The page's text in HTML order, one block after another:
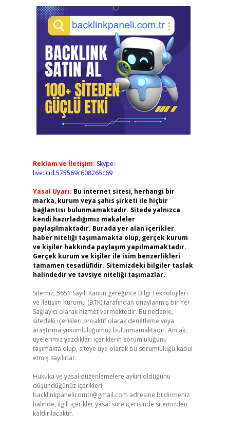
Reklam ve İletişim: Skype:
live:.cid.575569c608265c69
Yasal Uyarı: Bu internet sitesi, herhangi bir
marka, kurum veya şahıs şirketi ile hiçbir
bağlantısı bulunmamaktadır. Sitede yalnızca
kendi hazırladığımız makaleler
paylaşılmaktadır. Burada yer alan içerikler
haber niteliği taşımamakta olup, gerçek kurum
ve kişiler hakkında paylaşım yapılmamaktadır.
Gerçek kurum ve kişiler ile isim benzerlikleri
tamamen tesadüfidir. Sitemizdeki bilgiler taslak
halindedir ve tavsiye niteliği taşımazlar.
Sitemiz, 5651 Sayılı Kanun gereğince Bilgi Teknolojileri
ve İletişim Kurumu (BTK) tarafından onaylanmış bir Yer
Sağlayıcı olarak hizmet vermektedir. Bu nedenle,
sitedeki içerikleri proaktif olarak denetleme veya
araştırma yükümlülüğümüz bulunmamaktadır. Ancak,
üyelerimiz yazdıkları içeriklerin sorumluluğunu
taşımakta olup, siteye üye olarak bu sorumluluğu kabul
etmiş sayılırlar.
Hukuka ve yasal düzenlemelere aykırı olduğunu
düşündüğünüz içerikleri,
backlinkpanelicomtr@gmail.com adresine bildirmeniz
halinde, ilgili içerikler yasal süre içerisinde sitemizden
kaldırılacaktır.